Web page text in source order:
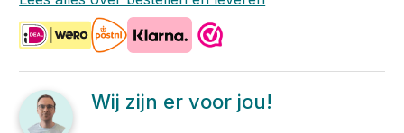
Wij zijn er voor jou!